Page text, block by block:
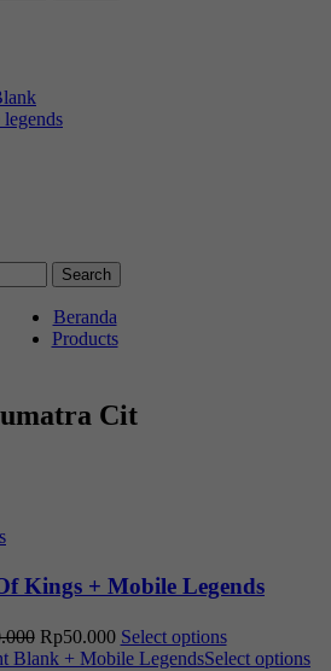
Search
Beranda
Products
Cit
Kings + Mobile Legends
Rp50.000 Select options
Select options